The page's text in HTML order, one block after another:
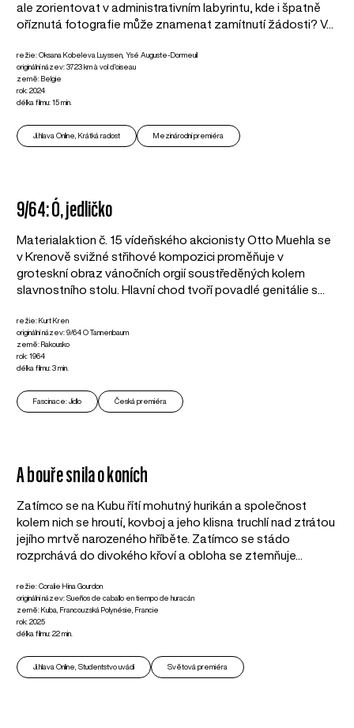
ale zorientovat v administrativním labyrintu, kde i špatně
oříznutá fotografie může znamenat zamítnutí žádosti? V...
režie: Oksana Kobeleva Luyssen, Ysé Auguste-Dormeuil
originální název: 3723 km à vol d'oiseau
země: Belgie
rok: 2024
délka filmu: 15 min.
Ji.hlava Online, Krátká radost Mezinárodní premiéra
9/64: Ó, jedličko
Materialaktion č. 15 vídeňského akcionisty Otto Muehla se
v Krenově svižné střihové kompozici proměňuje v
groteskní obraz vánočních orgií soustředěných kolem
slavnostního stolu. Hlavní chod tvoří povadlé genitálie s...
režie: Kurt Kren
originální název: 9/64 O Tannenbaum
země: Rakousko
rok: 1964
délka filmu: 3 min.
Fascinace: Jídlo Česká premiéra
A bouře snila o koních
Zatímco se na Kubu řítí mohutný hurikán a společnost
kolem nich se hroutí, kovboj a jeho klisna truchlí nad ztrátou
jejího mrtvě narozeného hříběte. Zatímco se stádo
rozprchává do divokého křoví a obloha se ztemňuje...
režie: Coralie Hina Gourdon
originální název: Sueños de caballo en tiempo de huracán
země: Kuba, Francouzská Polynésie, Francie
rok: 2025
délka filmu: 22 min.
Ji.hlava Online, Studentstvo uvádí Světová premiéra